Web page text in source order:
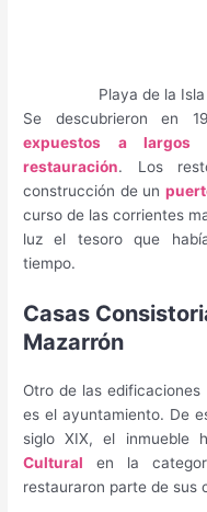
Playa de la
Se descubrieron en
expuestos a largos
restauración. Los
construcción de un
curso de las corrientes
luz el tesoro que
tiempo.
Casas
Mazarrón
Otro de las
es el ayuntamiento. De
siglo XIX, el inmueble
Cultural en la
restauraron parte de sus